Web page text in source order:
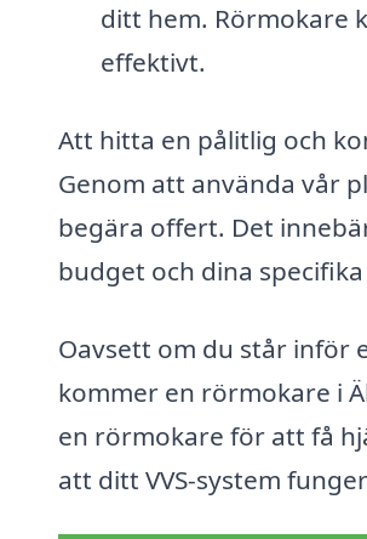
ditt hem. Rörmokare
effektivt.
Att hitta en pålitlig och
Genom att använda vår
begära offert. Det
budget och dina
Oavsett om du står inför
kommer en rörmokare i
en rörmokare för att få
att ditt VVS-system